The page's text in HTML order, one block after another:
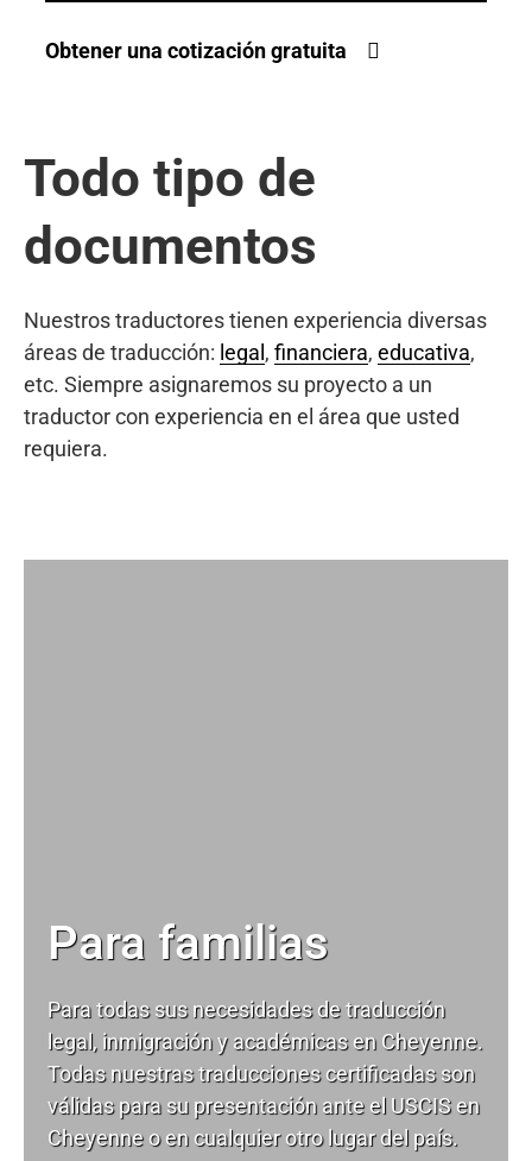
Obtener una cotización gratuita
Todo tipo de
documentos
Nuestros traductores tienen experiencia diversas
áreas de traducción: legal , financiera, educativa,
etc. Siempre asignaremos su proyecto a un
traductor con experiencia en el área que usted
requiera.
Para familias
Para todas sus necesidades detraducción
legal, inmigración y académicas en Cheyenne.
Todas nuestras traducciones certificadas son
válidas para su presentación ante el USCIS en
Cheyenne o en cualquier otro lugar del país.